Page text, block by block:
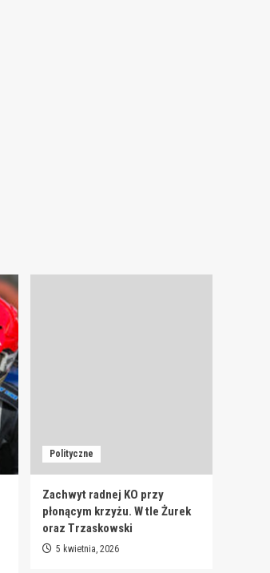
Polityczne
Zachwyt radnej KO przy
płonącym krzyżu. W tle Żurek
oraz Trzaskowski
5 kwietnia, 2026